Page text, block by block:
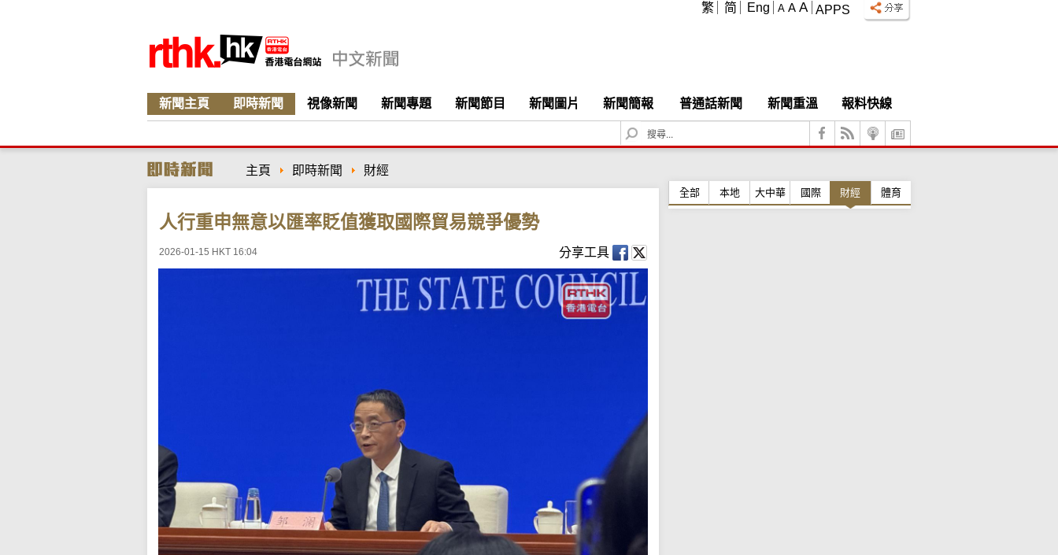
APPS
A A A
繁 简 Eng
新聞主頁 即時新聞 視像新聞 新聞專題 新聞節目 新聞圖片 新聞簡報 普通話新聞 新聞重溫
報料快線
S
e
c
主頁 即時新聞 財經
人行重申無意以匯率貶值獲取國際貿易競爭優勢
2026-01-15 HKT 16:04 分享工具
全部 本地 大中華 國際 財經 體育